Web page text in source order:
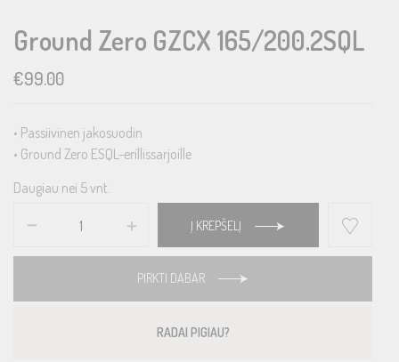
Ground Zero GZCX 165/200.2SQL
€99.00
• Passiivinen jakosuodin
• Ground Zero ESQL-erillissarjoille
Daugiau nei 5 vnt.
Į KREPŠELĮ
PIRKTI DABAR
RADAI PIGIAU?